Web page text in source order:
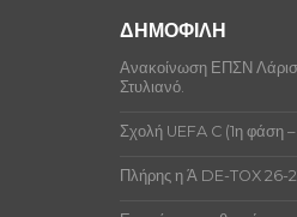
ΔΗΜΟΦΙΛΗ
Ανακοίνωση ΕΠΣΝ
Στυλιανό.
Σχολή UEFA C (1η φάση
Πλήρης η Ά DE-TOX 26-